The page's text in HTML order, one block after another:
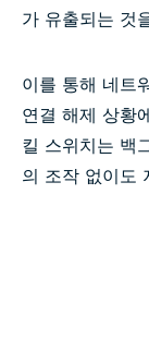
가 유출되는 것
이를 통해 네트
연결 해제 상황
킬 스위치는 백
의 조작 없이도